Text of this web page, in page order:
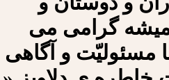
گرامی می
مسئولیّت و آگاهی